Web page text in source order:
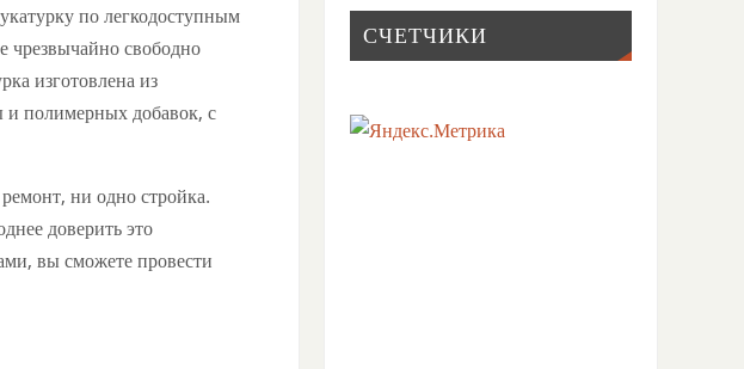
по легкодоступным
чрезвычайно свободно
изготовлена из
полимерных добавок, с
ни одно стройка.
доверить это
вы сможете провести
СЧЕТЧИКИ